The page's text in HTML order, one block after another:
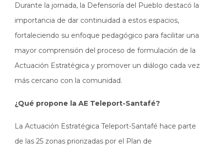
Durante la jornada, la Defensoría del Pueblo destacó la
importancia de dar continuidad a estos espacios,
fortaleciendo su enfoque pedagógico para facilitar una
mayor comprensión del proceso de formulación de la
Actuación Estratégica y promover un diálogo cada vez
más cercano con la comunidad.
¿Qué propone la AE Teleport-Santafé?
La Actuación Estratégica Teleport-Santafé hace parte
de las 25 zonas priorizadas por el Plan de